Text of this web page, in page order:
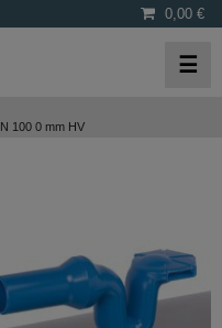
0,00 €
☰
100 0 mm HV